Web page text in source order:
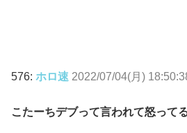
576: ホロ速 2022/07/04(月)
こたーちデブって言われて怒って